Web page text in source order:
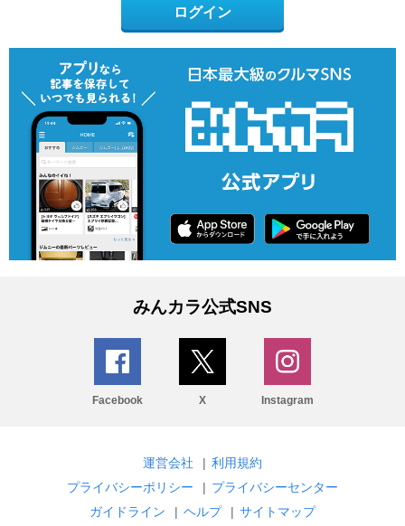
ログイン
みんカラ公式SNS
Facebook X Instagram
運営会社 | 利用規約
プライバシーポリシー
| プライバシーセンター
ガイドライン
| ヘルプ | サイトマップ